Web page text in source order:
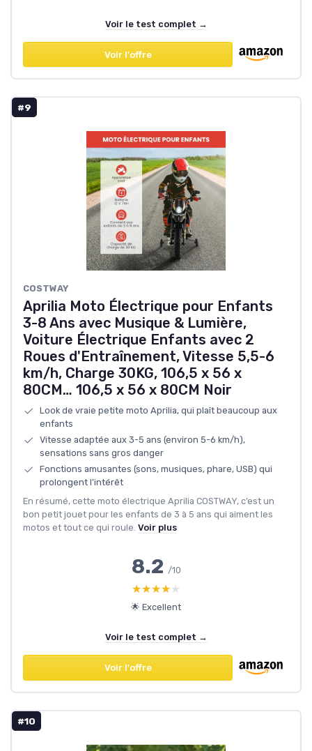
Voir le test complet →
Voir l'offre
#9
COSTWAY
Aprilia Moto Électrique pour Enfants
3-8 Ans avec Musique & Lumière,
Voiture Électrique Enfants avec 2
Roues d'Entraînement, Vitesse 5,5-6
km/h, Charge 30KG, 106,5 x 56 x
80CM… 106,5 x 56 x 80CM Noir
Look de vraie petite moto Aprilia, qui plaît beaucoup aux
enfants
Vitesse adaptée aux 3-5 ans (environ 5-6 km/h),
sensations sans gros danger
Fonctions amusantes (sons, musiques, phare, USB) qui
prolongent l’intérêt
En résumé, cette moto électrique Aprilia COSTWAY, c’est un
bon petit jouet pour les enfants de 3 à 5 ans qui aiment les
motos et tout ce qui roule. Voir plus
8.2 /10
★★★★★
★★★★★
🌟 Excellent
Voir le test complet →
Voir l'offre
#10